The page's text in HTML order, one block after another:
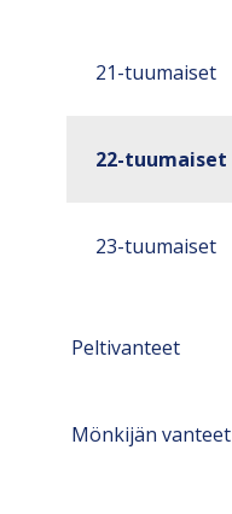
21-tuumaiset
22-tuumaiset
23-tuumaiset
Peltivanteet
Mönkijän vanteet